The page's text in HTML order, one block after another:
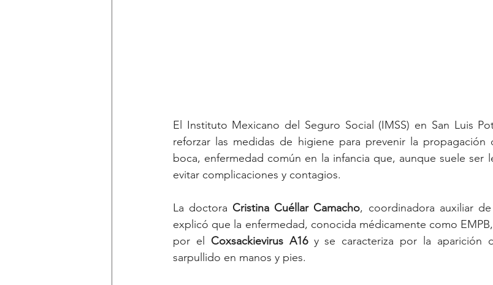
El Instituto Mexicano del Seguro Social (IMSS) en San Luis
reforzar las medidas de higiene para prevenir la
boca, enfermedad común en la infancia que, aunque suele ser
evitar complicaciones y contagios.
La doctora Cristina Cuéllar Camacho, coordinadora auxiliar
explicó que la enfermedad, conocida médicamente como
por el Coxsackievirus A16 y se caracteriza por la aparición
sarpullido en manos y pies.